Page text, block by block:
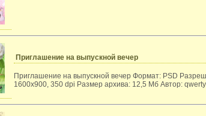
Приглашение на выпускной вечер
Приглашение на выпускной вечер Формат: PSD
1600x900, 350 dpi Размер архива: 12,5 Мб Автор: